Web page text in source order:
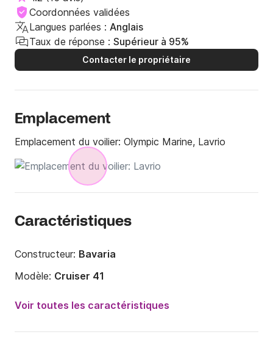
Coordonnées validées
Langues parlées : Anglais
Taux de réponse : Supérieur à 95%
Contacter le propriétaire
Emplacement
Emplacement du voilier: Olympic Marine, Lavrio
Caractéristiques
Constructeur: Bavaria
Modèle: Cruiser 41
Année:
Voir toutes les caractéristiques